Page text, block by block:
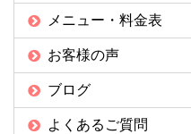
メニュー・料金表
お客様の声
ブログ
よくあるご質問